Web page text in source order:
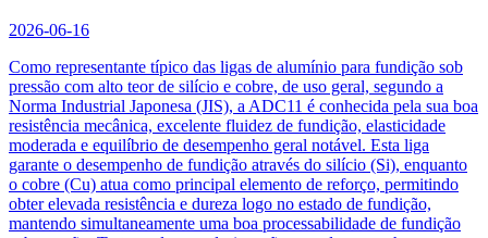
2026-06-16
Como representante típico das ligas de alumínio para fundição sob
pressão com alto teor de silício e cobre, de uso geral, segundo a
Norma Industrial Japonesa (JIS), a ADC11 é conhecida pela sua boa
resistência mecânica, excelente fluidez de fundição, elasticidade
moderada e equilíbrio de desempenho geral notável. Esta liga
garante o desempenho de fundição através do silício (Si), enquanto
o cobre (Cu) atua como principal elemento de reforço, permitindo
obter elevada resistência e dureza logo no estado de fundição,
mantendo simultaneamente uma boa processabilidade de fundição